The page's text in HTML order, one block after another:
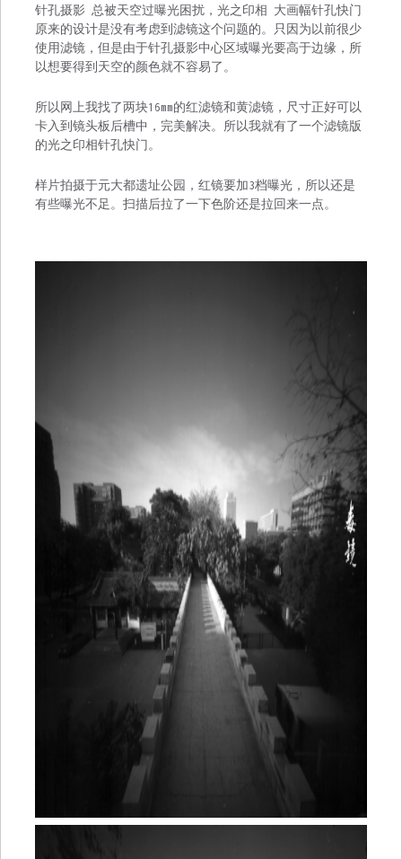
针孔摄影 总被天空过曝光困扰，光之印相 大画幅针孔快门
原来的设计是没有考虑到滤镜这个问题的。只因为以前很少
使用滤镜，但是由于针孔摄影中心区域曝光要高于边缘，所
以想要得到天空的颜色就不容易了。
所以网上我找了两块16mm的红滤镜和黄滤镜，尺寸正好可以
卡入到镜头板后槽中，完美解决。所以我就有了一个滤镜版
的光之印相针孔快门。
样片拍摄于元大都遗址公园，红镜要加3档曝光，所以还是
有些曝光不足。扫描后拉了一下色阶还是拉回来一点。